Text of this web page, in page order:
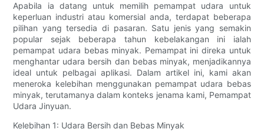
Apabila ia datang untuk memilih pemampat udara untuk
keperluan industri atau komersial anda, terdapat beberapa
pilihan yang tersedia di pasaran. Satu jenis yang semakin
popular sejak beberapa tahun kebelakangan ini ialah
pemampat udara bebas minyak. Pemampat ini direka untuk
menghantar udara bersih dan bebas minyak, menjadikannya
ideal untuk pelbagai aplikasi. Dalam artikel ini, kami akan
meneroka kelebihan menggunakan pemampat udara bebas
minyak, terutamanya dalam konteks jenama kami, Pemampat
Udara Jinyuan.
Kelebihan 1: Udara Bersih dan Bebas Minyak